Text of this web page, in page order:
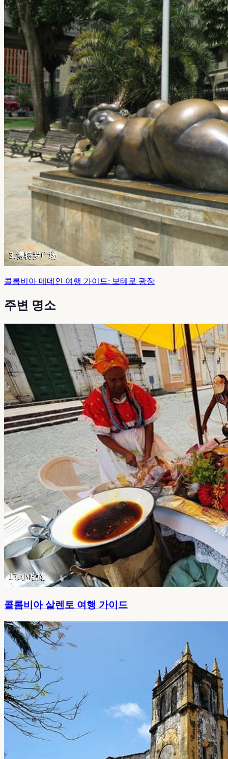
콜롬비아 메데인 여행 가이드: 보테로 광장
주변 명소
콜롬비아 살렌토 여행 가이드